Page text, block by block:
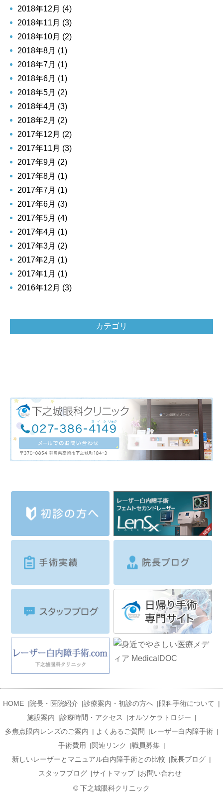
2018年12月 (4)
2018年11月 (3)
2018年10月 (2)
2018年8月 (1)
2018年7月 (1)
2018年6月 (1)
2018年5月 (2)
2018年4月 (3)
2018年2月 (2)
2017年12月 (2)
2017年11月 (3)
2017年9月 (2)
2017年8月 (1)
2017年7月 (1)
2017年6月 (3)
2017年5月 (4)
2017年4月 (1)
2017年3月 (2)
2017年2月 (1)
2017年1月 (1)
2016年12月 (3)
カテゴリ
HOME |院長・医院紹介 |診療案内・初診の方へ |眼科手術について
|
施設案内 |診療時間・アクセス |オルソケラトロジー |
多焦点眼内レンズのご案内 | よくあるご質問 |レーザー白内障手術 |
手術費用
|関連リンク |職員募集 |
新しいレーザーとマニュアル白内障手術との比較 |院長ブログ |
スタッフブログ |サイトマップ |お問い合わせ
© 下之城眼科クリニック